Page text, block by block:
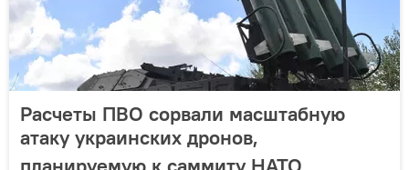
Расчеты ПВО сорвали масштабную
атаку украинских дронов,